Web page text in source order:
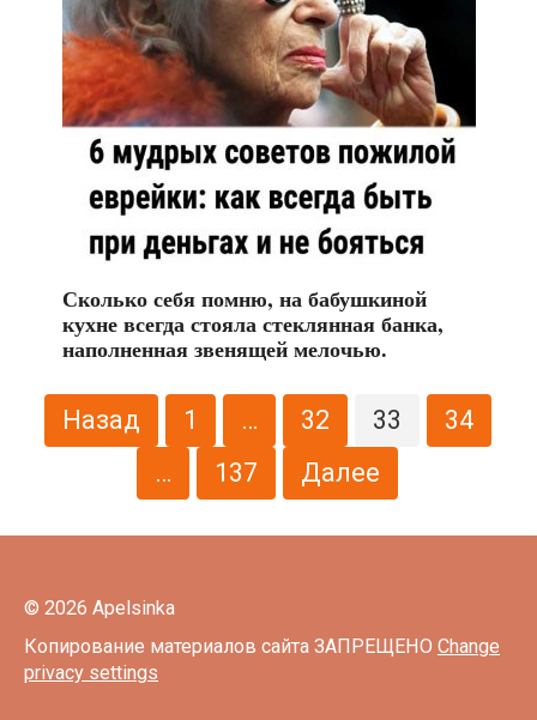
Сколько себя помню, на бабушкиной
кухне всегда стояла стеклянная банка,
наполненная звенящей мелочью.
Пагинация
записей
Назад 1 … 32 33
34
…
137 Далее
© 2026 Apelsinka
Копирование материалов сайта ЗАПРЕЩЕНО Change
privacy settings